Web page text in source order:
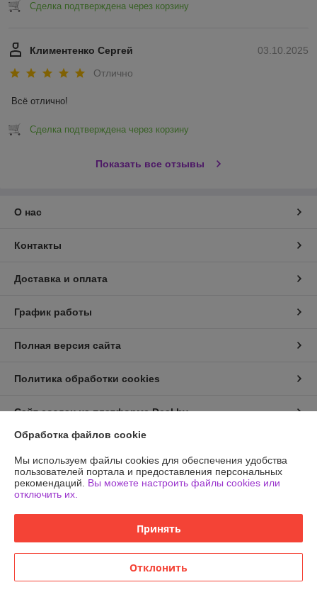
Сделка подтверждена через корзину
03.10.2025
Климентенко Сергей
Отлично
Всё отлично!
Сделка подтверждена через корзину
Показать все отзывы
О нас
Контакты
Доставка и оплата
График работы
Полная версия сайта
Политика обработки cookies
Сайт создан на платформе Deal.by
Информация для покупателя
Юридическое лицо: ООО «Эркен»
220051, г. Минск, ул. Тимирязева, д. 127, пав. В29
Регистрационный орган: Минский Горисполком
Дата регистрации компании: 24.01.2024
Обработка файлов cookie
Мы используем файлы cookies для обеспечения удобства
пользователей портала и предоставления персональных
рекомендаций. Вы можете настроить файлы cookies или
отключить их.
Принять
Отклонить